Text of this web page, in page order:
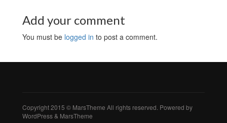
Add your comment
You must be logged in to post a comment.
Copyright 2015 © MarsTheme All rights reserved. Powered by
WordPress & MarsTheme